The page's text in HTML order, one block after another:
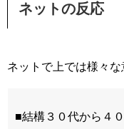
ネットの反応
ネットで上では様々な
■結構３０代から４